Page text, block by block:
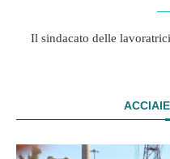
Il sindacato delle